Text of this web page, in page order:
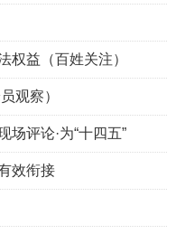
权益（百姓关注）
观察）
评论·为“十四五”
效衔接